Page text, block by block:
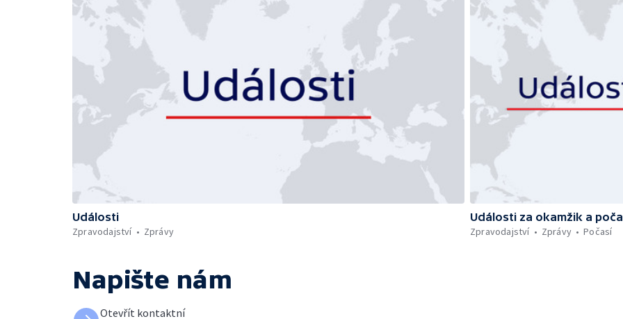
Události
Zpravodajství
Zprávy
Události za okamžik a
Zpravodajství
Zprávy Počasí
Napište nám
Otevřít kontaktní